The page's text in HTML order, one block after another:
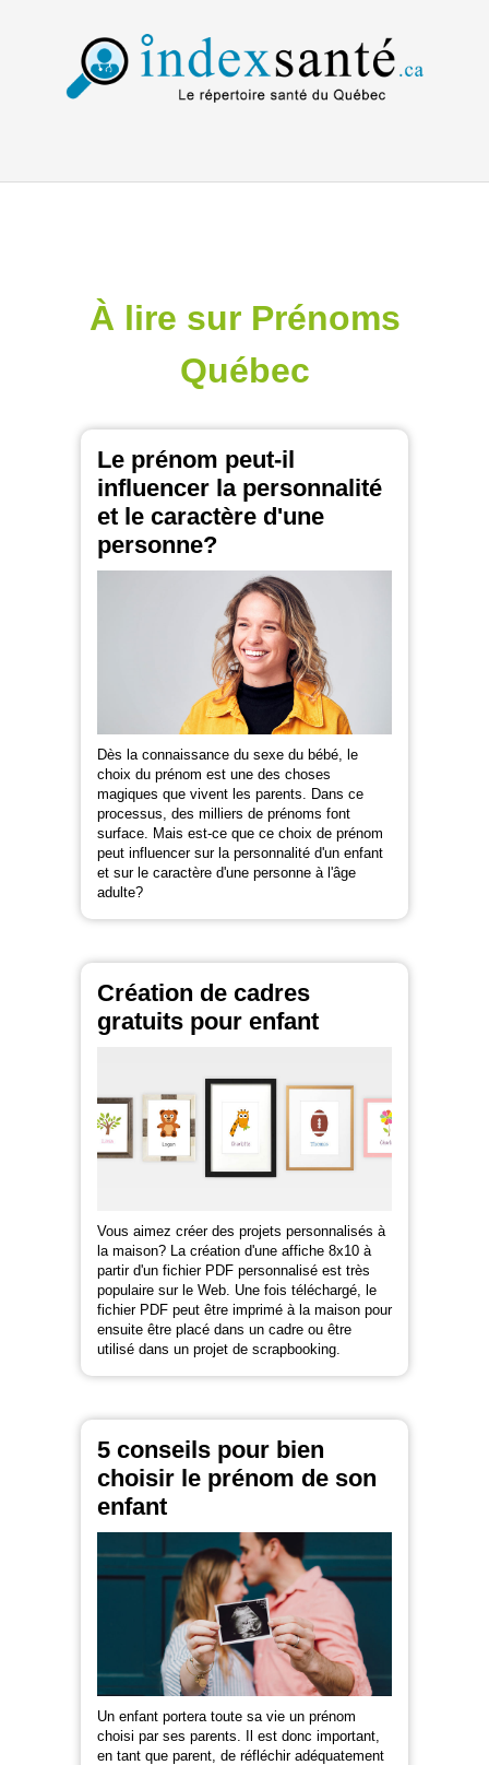
À lire sur Prénoms
Québec
Le prénom peut-il
influencer la personnalité
et le caractère d'une
personne?
Dès la connaissance du sexe du bébé, le
choix du prénom est une des choses
magiques que vivent les parents. Dans ce
processus, des milliers de prénoms font
surface. Mais est-ce que ce choix de prénom
peut influencer sur la personnalité d'un enfant
et sur le caractère d'une personne à l'âge
adulte?
Création de cadres
gratuits pour enfant
Vous aimez créer des projets personnalisés à
la maison? La création d'une affiche 8x10 à
partir d'un fichier PDF personnalisé est très
populaire sur le Web. Une fois téléchargé, le
fichier PDF peut être imprimé à la maison pour
ensuite être placé dans un cadre ou être
utilisé dans un projet de scrapbooking.
5 conseils pour bien
choisir le prénom de son
enfant
Un enfant portera toute sa vie un prénom
choisi par ses parents. Il est donc important,
en tant que parent, de réfléchir adéquatement